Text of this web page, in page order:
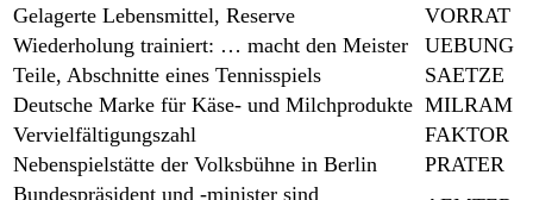
Gelagerte Lebensmittel, Reserve
VORRAT
Wiederholung trainiert: … macht den Meister
UEBUNG
Teile, Abschnitte eines Tennisspiels
SAETZE
Deutsche Marke für Käse- und Milchprodukte MILRAM
Vervielfältigungszahl
FAKTOR
Nebenspielstätte der Volksbühne in Berlin
PRATER
Bundespräsident und -minister sind